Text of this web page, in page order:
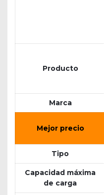
Producto
Marca
Mejor precio
Tipo
Capacidad máxima
de carga